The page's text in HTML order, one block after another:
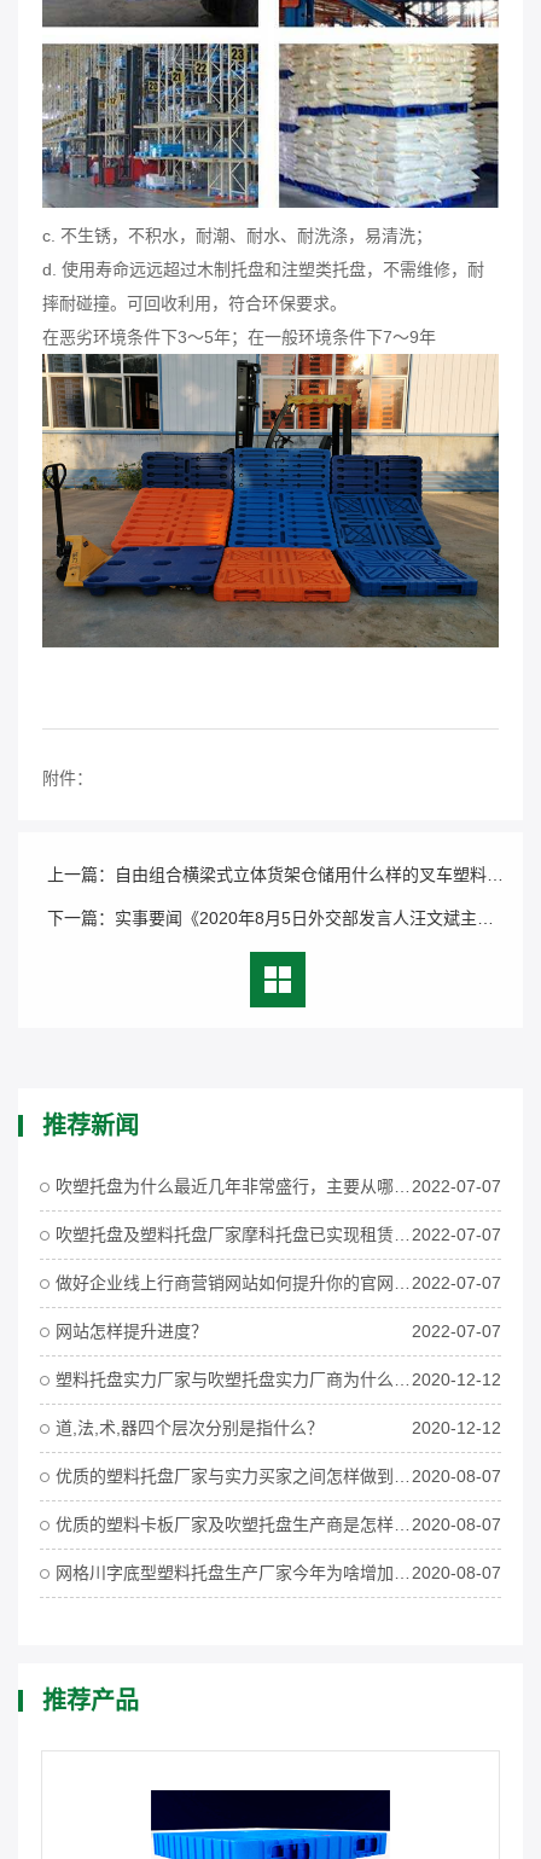
c. 不生锈，不积水，耐潮、耐水、耐洗涤，易清洗；
d. 使用寿命远远超过木制托盘和注塑类托盘，不需维修，耐
摔耐碰撞。可回收利用，符合环保要求。
在恶劣环境条件下3～5年；在一般环境条件下7～9年
附件：
上一篇： 自由组合横梁式立体货架仓储用什么样的叉车塑料货架托盘好用又安全？
下一篇： 实事要闻《2020年8月5日外交部发言人汪文斌主持例行记者会》汪文斌
推荐新闻
2022-07-07
2022-07-07
2022-07-07
2022-07-07
网站怎样提升进度？
2020-12-12
2020-12-12
道,法,术,器四个层次分别是指什么？
2020-08-07
2020-08-07
2020-08-07
推荐产品